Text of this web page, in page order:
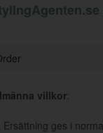
villkor:
Ersättning ges i